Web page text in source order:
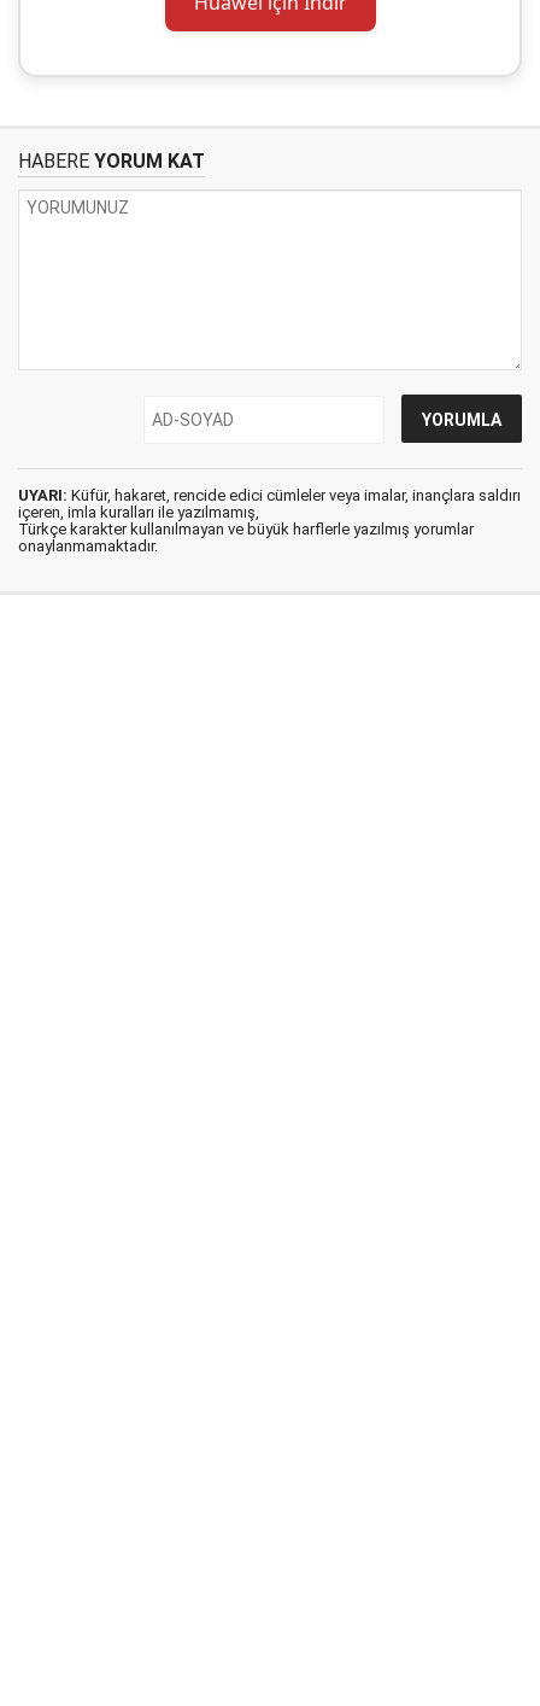
HABERE YORUM KAT
UYARI: Küfür, hakaret, rencide edici cümleler veya imalar, inançlara saldırı
içeren, imla kuralları ile yazılmamış,
Türkçe karakter kullanılmayan ve büyük harflerle yazılmış yorumlar
onaylanmamaktadır.